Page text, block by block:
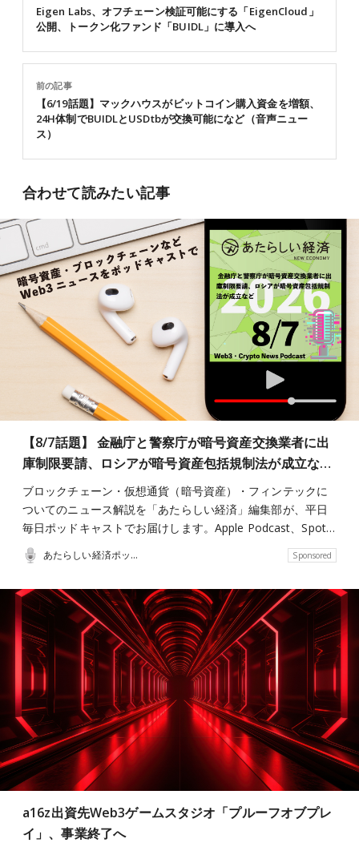
前の記事
【6/19話題】マックハウスがビットコイン購入資金を増額、
24H体制でBUIDLとUSDtbが交換可能になど（音声ニュー
ス）
Eigen Labs、オフチェーン検証可能にする「EigenCloud」
公開、トークン化ファンド「BUIDL」に導入へ
合わせて読みたい記事
【8/7話題】 金融庁と警察庁が暗号資産交換業者に出
庫制限要請、ロシアが暗号資産包括規制法が成立な…
ブロックチェーン・仮想通貨（暗号資産）・フィンテックに
ついてのニュース解説を「あたらしい経済」編集部が、平日
毎日ポッドキャストでお届けします。Apple Podcast、Spot…
あたらしい経済ポッドキャスト Sponsored
a16z出資先Web3ゲームスタジオ「プルーフオブプレ
イ」、事業終了へ